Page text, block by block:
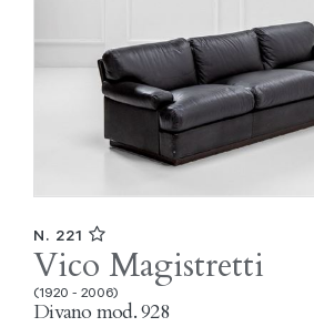
N. 221
Vico Magistretti
(1920 - 2006)
Divano mod. 928